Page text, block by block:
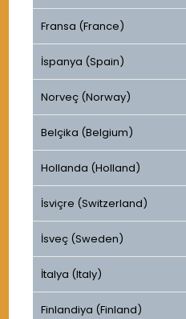
Fransa (France)
İspanya (Spain)
Norveç (Norway)
Belçika (Belgium)
Hollanda (Holland)
İsviçre (Switzerland)
İsveç (Sweden)
İtalya (Italy)
Finlandiya (Finland)